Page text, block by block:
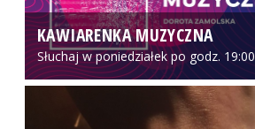
KAWIARENKA MUZYCZNA
Słuchaj w poniedziałek po godz. 19:00